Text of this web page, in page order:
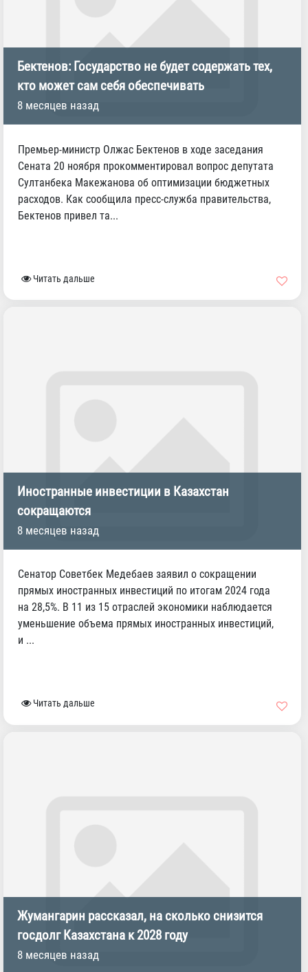
Бектенов: Государство не будет содержать тех,
кто может сам себя обеспечивать
8 месяцев назад
Премьер-министр Олжас Бектенов в ходе заседания
Сената 20 ноября прокомментировал вопрос депутата
Султанбека Макежанова об оптимизации бюджетных
расходов. Как сообщила пресс-служба правительства,
Бектенов привел та...
Читать дальше
Иностранные инвестиции в Казахстан
сокращаются
8 месяцев назад
Сенатор Советбек Медебаев заявил о сокращении
прямых иностранных инвестиций по итогам 2024 года
на 28,5%. В 11 из 15 отраслей экономики наблюдается
уменьшение объема прямых иностранных инвестиций,
и ...
Читать дальше
Жумангарин рассказал, на сколько снизится
госдолг Казахстана к 2028 году
8 месяцев назад